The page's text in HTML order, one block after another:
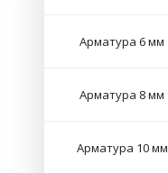
Арматура 6 мм
Арматура 8 мм
Арматура 10 мм